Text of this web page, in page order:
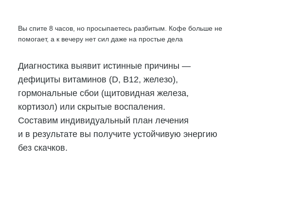
Вы спите 8 часов, но просыпаетесь разбитым. Кофе больше не
помогает, а к вечеру нет сил даже на простые дела
Диагностика выявит истинные причины —
дефициты витаминов (D, B12, железо),
гормональные сбои (щитовидная железа,
кортизол) или скрытые воспаления.
Составим индивидуальный план лечения
и в результате вы получите устойчивую энергию
без скачков.